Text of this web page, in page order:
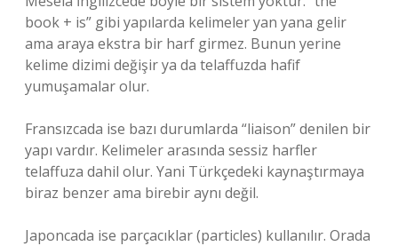
book + is” gibi yapılarda kelimeler yan yana gelir
ama araya ekstra bir harf girmez. Bunun yerine
kelime dizimi değişir ya da telaffuzda hafif
yumuşamalar olur.
Fransızcada ise bazı durumlarda “liaison” denilen bir
yapı vardır. Kelimeler arasında sessiz harfler
telaffuza dahil olur. Yani Türkçedeki kaynaştırmaya
biraz benzer ama birebir aynı değil.
Japoncada ise parçacıklar (particles) kullanılır. Orada